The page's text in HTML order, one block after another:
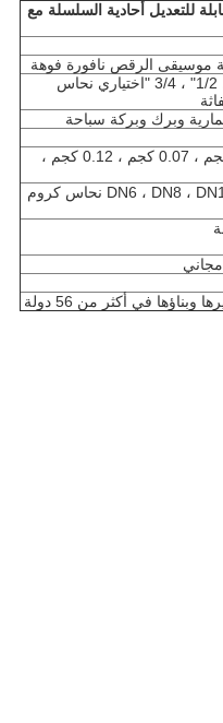
للتعديل أحادية السلسلة مع
موسيقى الرقص نافورة فوهة
1/8 "، 1/4" ، 3/8 "، 1/2" ، 3/4 "اختياري نحاس
وبرك وبركة سباحة
0.04 كجم ، 0.06 كجم ، 0.07 كجم ، 0.12 كجم ،
DN6 ، DN8 ، DN10 ، DN15 ، DN20 نحاس كروم
وبناؤها في أكثر من 56 دولة